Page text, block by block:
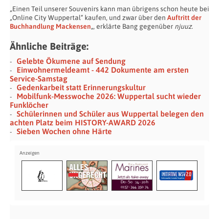
„Einen Teil unserer Souvenirs kann man übrigens schon heute bei
„Online City Wuppertal“ kaufen, und zwar über den Auftritt der
Buchhandlung Mackensen„, erklärte Bang gegenüber njuuz.
Ähnliche Beiträge:
Gelebte Ökumene auf Sendung
Einwohnermeldeamt - 442 Dokumente am ersten
Service-Samstag
Gedenkarbeit statt Erinnerungskultur
Mobilfunk-Messwoche 2026: Wuppertal sucht wieder
Funklöcher
Schülerinnen und Schüler aus Wuppertal belegen den
achten Platz beim HISTORY-AWARD 2026
Sieben Wochen ohne Härte